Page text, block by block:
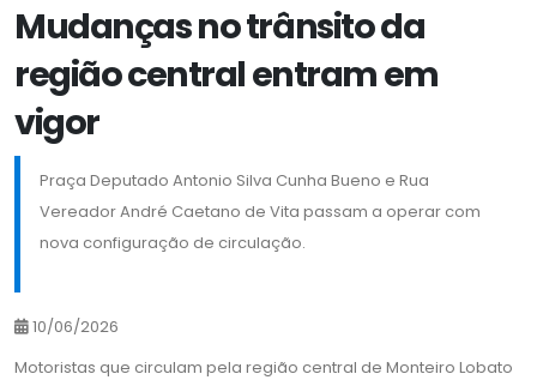
Mudanças no trânsito da
região central entram em
vigor
Praça Deputado Antonio Silva Cunha Bueno e Rua
Vereador André Caetano de Vita passam a operar com
nova configuração de circulação.
10/06/2026
Motoristas que circulam pela região central de Monteiro Lobato